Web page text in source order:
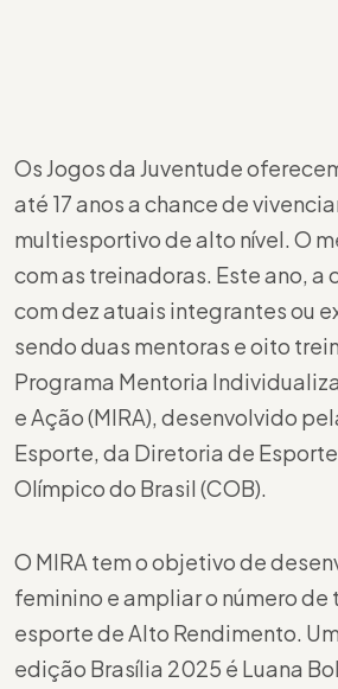
Os Jogos da Juventude
até 17 anos a chance de
multiesportivo de alto nível. O
com as treinadoras. Este ano,
com dez atuais integrantes ou
sendo duas mentoras e oito
Programa Mentoria
e Ação (MIRA), desenvolvido
Esporte, da Diretoria de
Olímpico do Brasil (COB).
O MIRA tem o objetivo de
feminino e ampliar o número de
esporte de Alto Rendimento.
edição Brasília 2025 é Luana